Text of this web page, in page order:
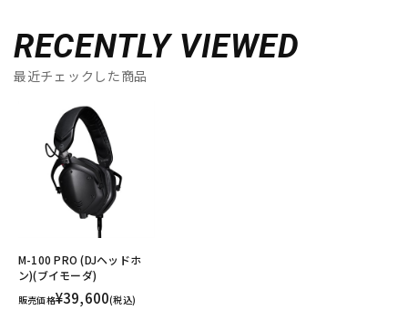
RECENTLY VIEWED
最近チェックした商品
M-100 PRO (DJヘッドホ
ン)(ブイモーダ)
販売価格¥39,600(税込)